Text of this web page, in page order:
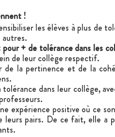
!
les élèves à plus de
pour + de tolérance dans les
de leur collège respectif.
de la pertinence et de la
dans leur collège,
expérience positive où ce
pairs. De ce fait, elle a